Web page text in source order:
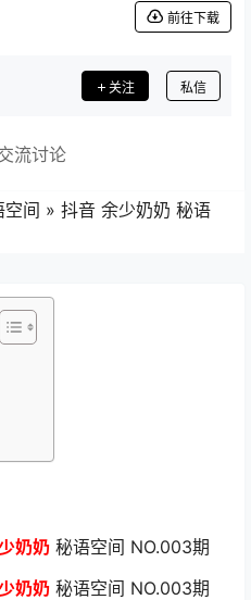
前往下载
关注 私信
流讨论
空间 » 抖音 余少奶奶 秘语
奶奶 秘语空间 NO.003期
奶奶 秘语空间 NO.003期